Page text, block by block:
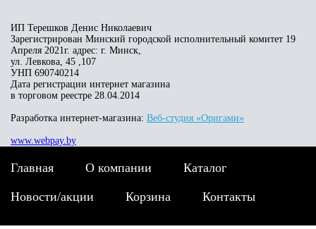
ИП Терешков Денис Николаевич
Зарегистрирован Минский городской исполнительный комитет 19
Апреля 2021г. адрес: г. Минск,
ул. Левкова, 45 ,107
УНП 690740214
Дата регистрации интернет магазина
в торговом реестре 28.04.2014
Разработка интернет-магазина: Веб-студия «Оригами»
www.webpay.by
Главная О компании Каталог
Новости/акции Корзина Контакты